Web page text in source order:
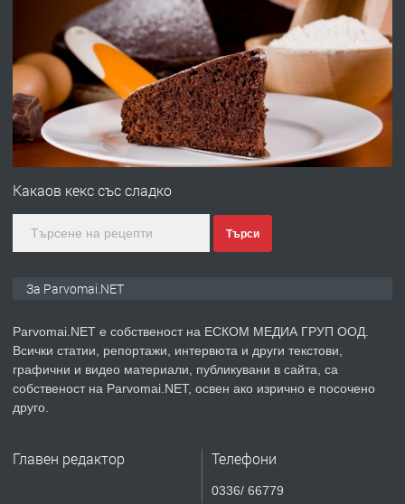
ПРЕДЛАГА Работа за общи работници
преди 1 година
ПРЕДЛАГА
Първи поход "По стъпките на Ангел
преди 1 година
ПРЕДЛАГА Уроци по Математика
Какаов кекс със сладко
Търси
За Parvomai.NET
Parvomai.NET е собственост на ЕСКОМ МЕДИА ГРУП ООД.
Всички статии, репортажи, интервюта и други текстови,
графични и видео материали, публикувани в сайта, са
собственост на Parvomai.NET, освен ако изрично е посочено
друго.
Главен редактор Телефони
0336/ 66779